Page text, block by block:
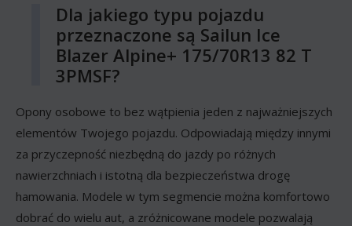
Dla jakiego typu pojazdu
przeznaczone są Sailun Ice
Blazer Alpine+ 175/70R13 82 T
3PMSF?
Opony osobowe to bez wątpienia jeden z najważniejszych
elementów Twojego pojazdu. Odpowiadają między innymi
za przyczepność niezbędną do jazdy po różnych
nawierzchniach i istotną dla bezpieczeństwa drogę
hamowania. Modele w tym segmencie można komfortowo
dobrać do wielu aut, a zróżnicowane modele pozwalają